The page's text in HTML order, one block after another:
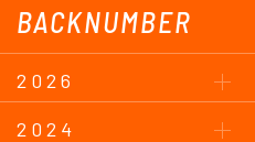
BACKNUMBER
2026
2024